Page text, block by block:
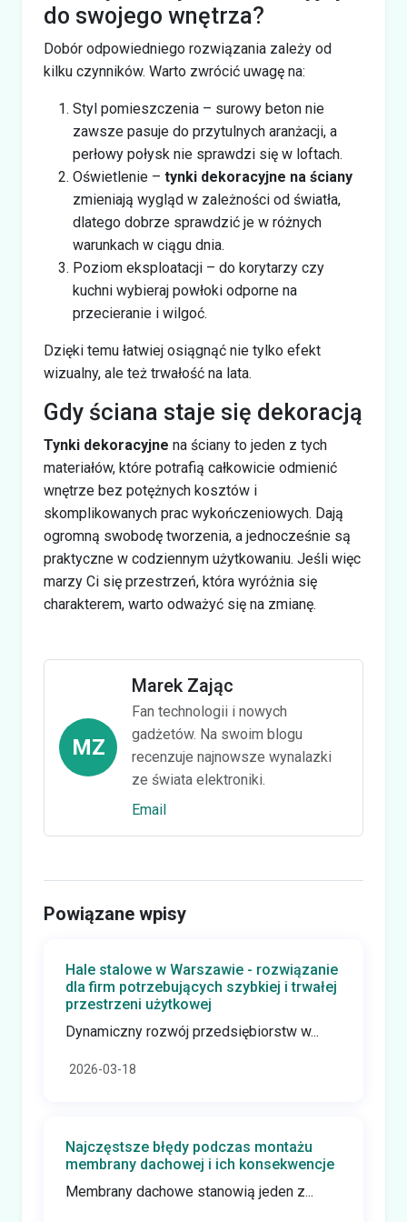
do swojego wnętrza?
Dobór odpowiedniego rozwiązania zależy od
kilku czynników. Warto zwrócić uwagę na:
Styl pomieszczenia – surowy beton nie
zawsze pasuje do przytulnych aranżacji, a
perłowy połysk nie sprawdzi się w loftach.
Oświetlenie – tynki dekoracyjne na ściany
zmieniają wygląd w zależności od światła,
dlatego dobrze sprawdzić je w różnych
warunkach w ciągu dnia.
Poziom eksploatacji – do korytarzy czy
kuchni wybieraj powłoki odporne na
przecieranie i wilgoć.
Dzięki temu łatwiej osiągnąć nie tylko efekt
wizualny, ale też trwałość na lata.
Gdy ściana staje się dekoracją
Tynki dekoracyjne na ściany to jeden z tych
materiałów, które potrafią całkowicie odmienić
wnętrze bez potężnych kosztów i
skomplikowanych prac wykończeniowych. Dają
ogromną swobodę tworzenia, a jednocześnie są
praktyczne w codziennym użytkowaniu. Jeśli więc
marzy Ci się przestrzeń, która wyróżnia się
charakterem, warto odważyć się na zmianę.
MZ
Marek Zając
Fan technologii i nowych
gadżetów. Na swoim blogu
recenzuje najnowsze wynalazki
ze świata elektroniki.
Email
Powiązane wpisy
Hale stalowe w Warszawie - rozwiązanie
dla firm potrzebujących szybkiej i trwałej
przestrzeni użytkowej
Dynamiczny rozwój przedsiębiorstw w...
2026-03-18
Najczęstsze błędy podczas montażu
membrany dachowej i ich konsekwencje
Membrany dachowe stanowią jeden z...